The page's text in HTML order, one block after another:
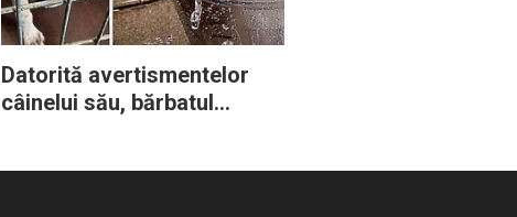
Datorită avertismentelor
câinelui său, bărbatul